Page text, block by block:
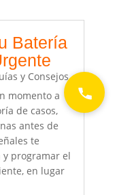
Batería
y Consejos
momento a
de casos,
antes de
te
programar el
en lugar